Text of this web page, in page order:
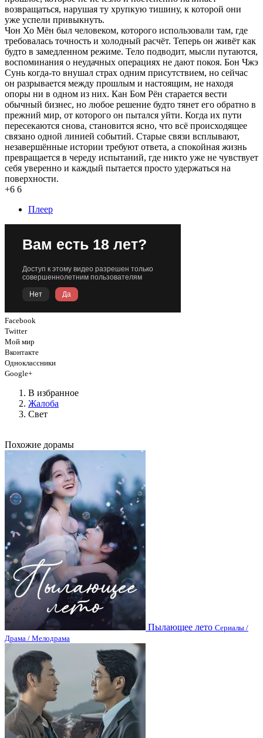
возвращаться, нарушая ту хрупкую тишину, к которой они
уже успели привыкнуть.
Чон Хо Мён был человеком, которого использовали там, где
требовалась точность и холодный расчёт. Теперь он живёт как
будто в замедленном режиме. Тело подводит, мысли путаются,
воспоминания о неудачных операциях не дают покоя. Бон Чжэ
Сунь когда-то внушал страх одним присутствием, но сейчас
он разрывается между прошлым и настоящим, не находя
опоры ни в одном из них. Кан Бом Рён старается вести
обычный бизнес, но любое решение будто тянет его обратно в
прежний мир, от которого он пытался уйти. Когда их пути
пересекаются снова, становится ясно, что всё происходящее
связано одной линией событий. Старые связи всплывают,
незавершённые истории требуют ответа, а спокойная жизнь
превращается в череду испытаний, где никто уже не чувствует
себя уверенно и каждый пытается просто удержаться на
поверхности.
+6 6
Плеер
Facebook
Twitter
Мой мир
Вконтакте
Одноклассники
Google+
В избранное
Жалоба
Свет
Похожие дорамы
Пылающее лето Сериалы /
Драма / Мелодрама